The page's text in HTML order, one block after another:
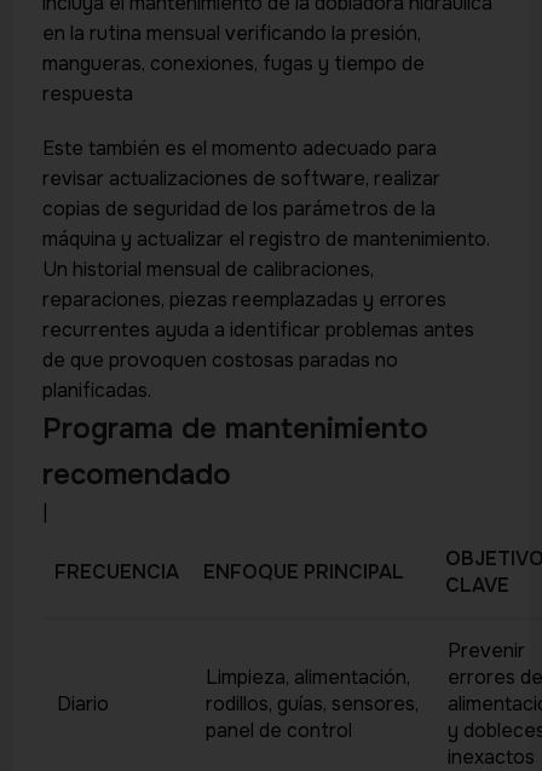
en la rutina mensual verificando la presión,
mangueras, conexiones, fugas y tiempo de
respuesta
Este también es el momento adecuado para
revisar actualizaciones de software, realizar
copias de seguridad de los parámetros de la
máquina y actualizar el registro de mantenimiento.
Un historial mensual de calibraciones,
reparaciones, piezas reemplazadas y errores
recurrentes ayuda a identificar problemas antes
de que provoquen costosas paradas no
planificadas.
Programa de mantenimiento
recomendado
|
FRECUENCIA ENFOQUE PRINCIPAL
CLAVE
Diario
Limpieza, alimentación,
rodillos, guías, sensores,
panel de control
Prevenir
errores de
y
inexactos